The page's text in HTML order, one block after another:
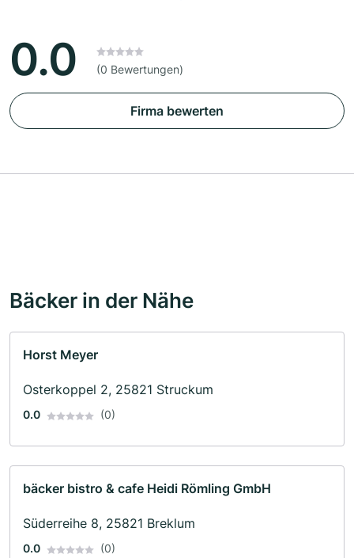
0.0 (0 Bewertungen)
Firma bewerten
Bäcker in der Nähe
Horst Meyer
Osterkoppel 2, 25821 Struckum
0.0 (0)
bäcker bistro & cafe Heidi Römling GmbH
Süderreihe 8, 25821 Breklum
0.0 (0)